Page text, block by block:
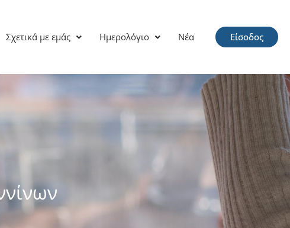
Σχετικά με εμάς Ημερολόγιο Νέα Είσοδος